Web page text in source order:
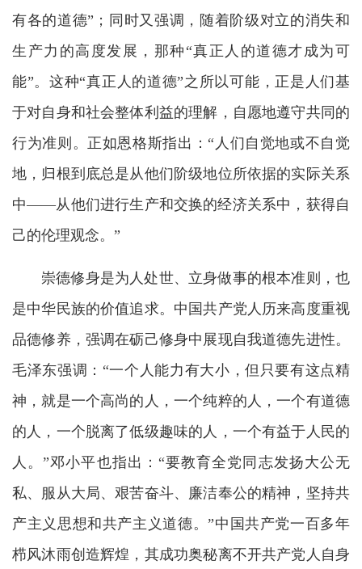
有各的道德”；同时又强调，随着阶级对立的消失和
生产力的高度发展，那种“真正人的道德才成为可
能”。这种“真正人的道德”之所以可能，正是人们基
于对自身和社会整体利益的理解，自愿地遵守共同的
行为准则。正如恩格斯指出：“人们自觉地或不自觉
地，归根到底总是从他们阶级地位所依据的实际关系
中——从他们进行生产和交换的经济关系中，获得自
己的伦理观念。”
崇德修身是为人处世、立身做事的根本准则，也
是中华民族的价值追求。中国共产党人历来高度重视
品德修养，强调在砺己修身中展现自我道德先进性。
毛泽东强调：“一个人能力有大小，但只要有这点精
神，就是一个高尚的人，一个纯粹的人，一个有道德
的人，一个脱离了低级趣味的人，一个有益于人民的
人。”邓小平也指出：“要教育全党同志发扬大公无
私、服从大局、艰苦奋斗、廉洁奉公的精神，坚持共
产主义思想和共产主义道德。”中国共产党一百多年
栉风沐雨创造辉煌，其成功奥秘离不开共产党人自身